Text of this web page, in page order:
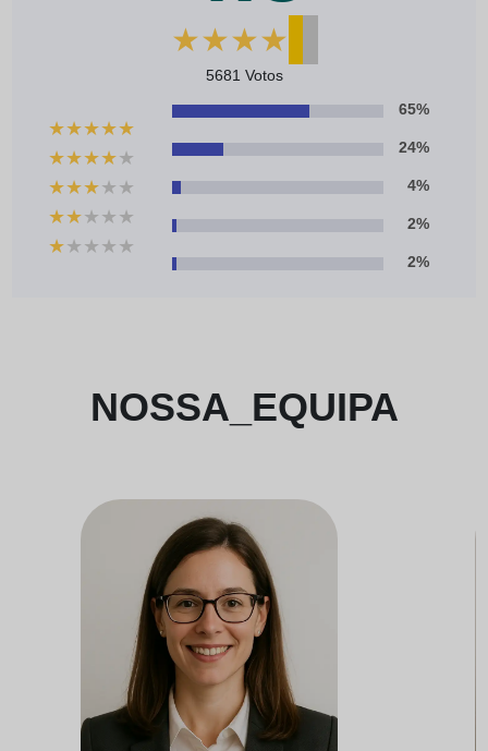
★★★★
5681 Votos
★★★★★
★★★★★
★★★★ ★
★★★ ★ ★
★★ ★ ★ ★
65%
24%
4%
2%
2%
NOSSA_EQUIPA